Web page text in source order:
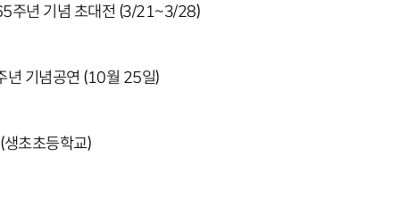
주년 기념 초대전 (3/21~3/28)
년 기념공연 (10월 25일)
초초등학교)